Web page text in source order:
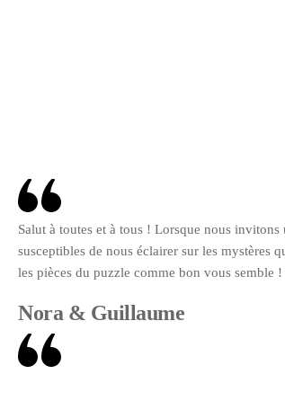
Salut à toutes et à tous ! Lorsque nous invitons
susceptibles de nous éclairer sur les mystères
les pièces du puzzle comme bon vous semble
Nora & Guillaume